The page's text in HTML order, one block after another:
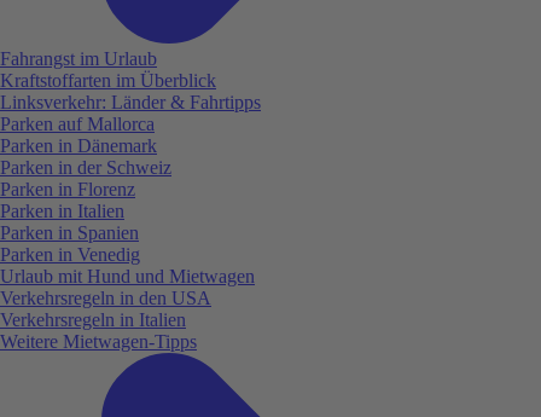
Fahrangst im Urlaub
Kraftstoffarten im Überblick
Linksverkehr: Länder & Fahrtipps
Parken auf Mallorca
Parken in Dänemark
Parken in der Schweiz
Parken in Florenz
Parken in Italien
Parken in Spanien
Parken in Venedig
Urlaub mit Hund und Mietwagen
Verkehrsregeln in den USA
Verkehrsregeln in Italien
Weitere Mietwagen-Tipps